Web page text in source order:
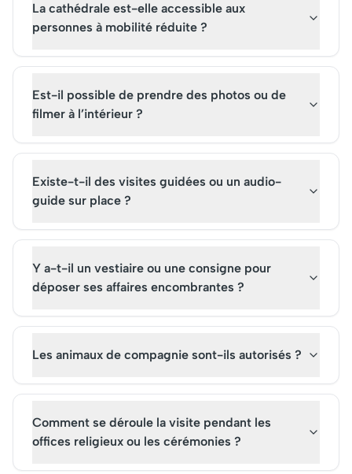
La cathédrale est-elle accessible aux
personnes à mobilité réduite ?
Est-il possible de prendre des photos ou de
filmer à l’intérieur ?
Existe-t-il des visites guidées ou un audio-
guide sur place ?
Y a-t-il un vestiaire ou une consigne pour
déposer ses affaires encombrantes ?
Les animaux de compagnie sont-ils autorisés ?
Comment se déroule la visite pendant les
offices religieux ou les cérémonies ?